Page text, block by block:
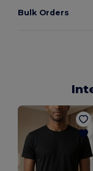
Bulk Orders